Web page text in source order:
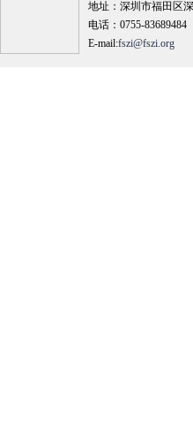
地址：深圳市福田区
电话：0755-
E-mail:fszi@fszi.org